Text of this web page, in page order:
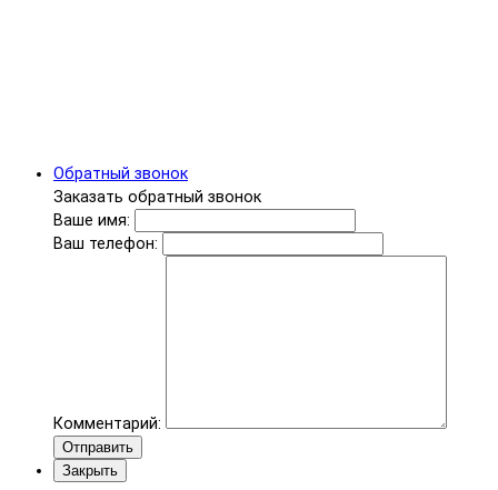
Обратный звонок
Заказать обратный звонок
Ваше имя:
Ваш телефон:
Комментарий:
Отправить
Закрыть